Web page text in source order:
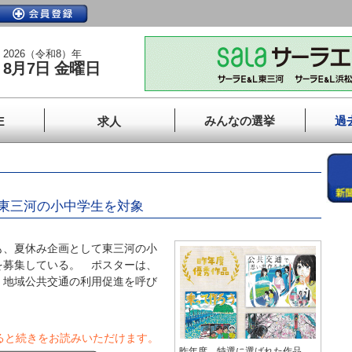
2026（令和8）年
8月7日 金曜日
求人 みんなの選挙 過
三河の小中学生を対象
夏休み企画として東三河の小
集している。 ポスターは、
域公共交通の利用促進を呼び
続きをお読みいただけます。